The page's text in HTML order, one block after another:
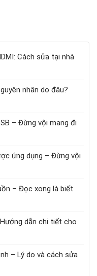
Cách sửa tại nhà
nhân do đâu?
– Đừng vội mang đi
ứng dụng – Đừng vội
– Đọc xong là biết
dẫn chi tiết cho
– Lý do và cách sửa